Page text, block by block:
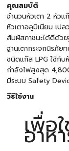
คุณสมบัติ
จำนวนหัวเตา 2 หัว
หัวเตาอลูมิเนียม เป
สัมผัสภาชนะได้ดีด้วย
ฐานเตากระจกนิรภัย
ชนิดแก๊ส LPG ใช้กั
กำลังไฟสูงสุด
มีระบบ Safety
วิธีใช้งาน
เพื่อ
อาห